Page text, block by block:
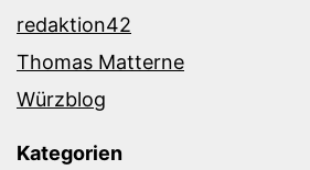
redaktion42
Thomas Matterne
Würzblog
Kategorien